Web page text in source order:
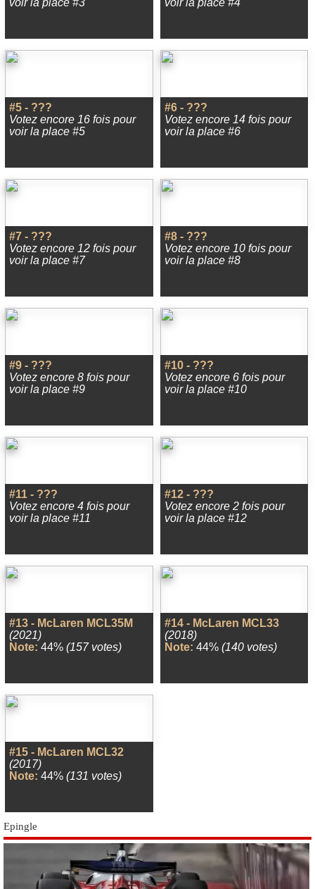
voir la place #3 voir la place #4
#5 - ???
Votez encore 16 fois pour
voir la place #5
#6 - ???
Votez encore 14 fois pour
voir la place #6
#7 - ???
Votez encore 12 fois pour
voir la place #7
#8 - ???
Votez encore 10 fois pour
voir la place #8
#9 - ???
Votez encore 8 fois pour
voir la place #9
#10 - ???
Votez encore 6 fois pour
voir la place #10
#11 - ???
Votez encore 4 fois pour
voir la place #11
#12 - ???
Votez encore 2 fois pour
voir la place #12
#13 - McLaren MCL35M
(2021)
Note: 44% (157 votes)
#14 - McLaren MCL33
(2018)
Note: 44% (140 votes)
#15 - McLaren MCL32
(2017)
Note: 44% (131 votes)
Epingle